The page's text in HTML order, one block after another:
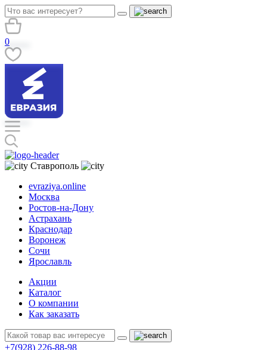
0
Ставрополь
evraziya.online
Москва
Ростов-на-Дону
Астрахань
Краснодар
Воронеж
Сочи
Ярославль
Акции
Каталог
О компании
Как заказать
+7(928) 226-88-98